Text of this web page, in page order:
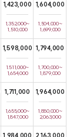
1,423,000
1,352,000~
1,510,000
1,604,000
1,504,000~
1,699,000
1,598,000
1.511,000~
1,654,000
1,794,000
1,700,000~
1,879,000
1,711,000
1,655,000~
1,847,000
1,964,000
1,880,000~
2,063,000